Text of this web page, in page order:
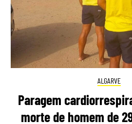
ALGARVE
Paragem
morte de homem de